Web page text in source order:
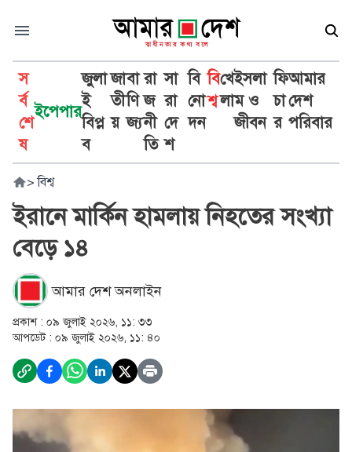
স
র্ব
শে
ষ
ইপেপার
জুলা
ই
বিপ্ল
ব
জা
তী
য়
বা
ণি
জ্য
রা
জ
নী
তি
সা
রা
দে
শ
বি
নো
দন
বি
শ্ব
খে
লা
ইসলা
ম ও
জীবন
ফি
চা
র
আমার
দেশ
পরিবার
> বিশ্ব
ইরানে মার্কিন হামলায় নিহতের সংখ্যা
বেড়ে ১৪
আমার দেশ অনলাইন
প্রকাশ : ০৯ জুলাই ২০২৬, ১১: ৩৩
আপডেট : ০৯ জুলাই ২০২৬, ১১: ৪০